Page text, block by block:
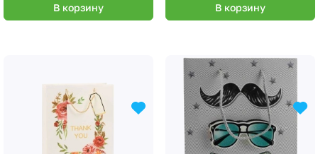
В корзину В корзину